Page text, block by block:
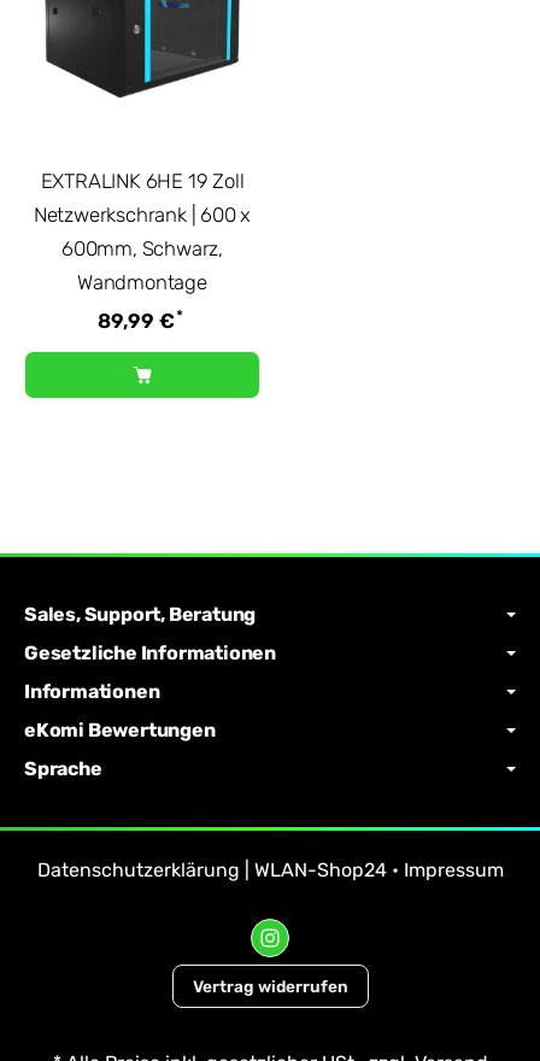
EXTRALINK 6HE 19 Zoll
Netzwerkschrank | 600 x
600mm, Schwarz,
Wandmontage
89,99 €*
Sales, Support, Beratung
Gesetzliche Informationen
Informationen
eKomi Bewertungen
Sprache
Datenschutzerklärung | WLAN-Shop24 • Impressum
Vertrag widerrufen